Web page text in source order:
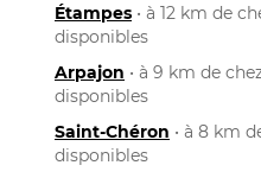
Étampes • à 12 km de
disponibles
Arpajon • à 9 km de
disponibles
Saint-Chéron • à 8 km
disponibles